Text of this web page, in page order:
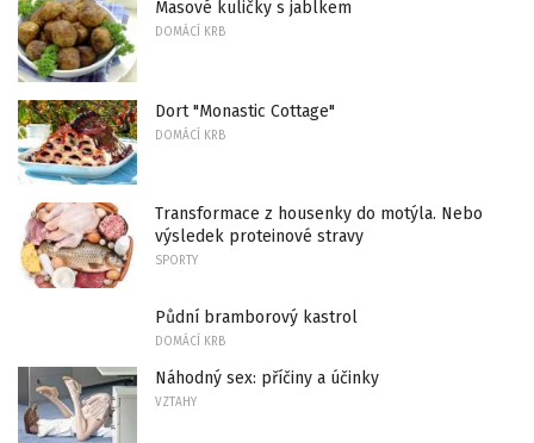
Masové kuličky s jablkem
DOMÁCÍ KRB
Dort "Monastic Cottage"
DOMÁCÍ KRB
Transformace z housenky do motýla. Nebo
výsledek proteinové stravy
SPORTY
Půdní bramborový kastrol
DOMÁCÍ KRB
Náhodný sex: příčiny a účinky
VZTAHY